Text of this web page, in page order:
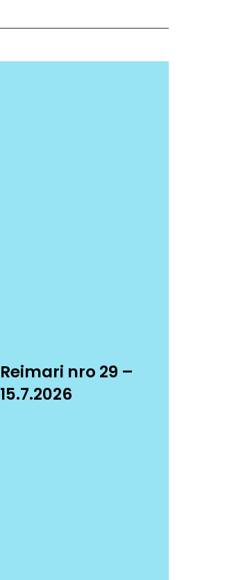
Reimari nro 29 –
15.7.2026